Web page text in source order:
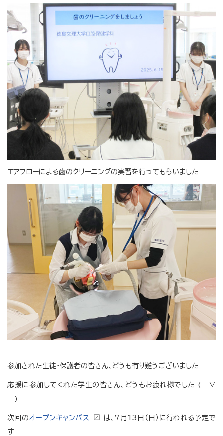
エアフローによる歯のクリーニングの実習を行ってもらいました
参加された生徒・保護者の皆さん、どうも有り難うございました
応援に参加してくれた学生の皆さん、どうもお疲れ様でした (￣∇
￣)
次回のオープンキャンパス
は、7月13日（日）に行われる予定で
す